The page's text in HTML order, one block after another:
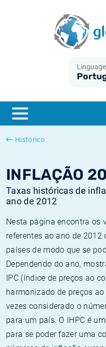
Historico
INFLAÇÃO
Taxas históricas de
ano de 2012
Nesta página encontra os
referentes ao ano de 2012
países de modo que se
Dependendo do ano,
IPC (índice de preços ao
harmonizado de preços
vezes considerado o
para um país. O IHPC é
para se poder fazer uma
ESTER
SONIA
O que é a inflação do IPC?
O que é a inflação do IHPC?
Inflação Estados Unidos
Inflação Europa
Taxas Euribor históricas
Taxas ESTER históricas
Taxas SONIA históricas
Taxas TONAR históricas
Calculadora de inflação